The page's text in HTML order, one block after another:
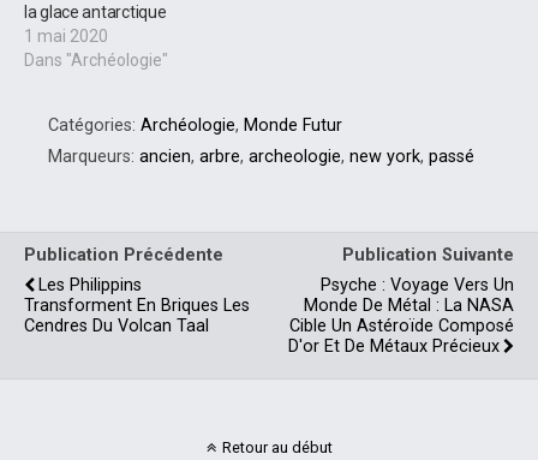
la glace antarctique
1 mai 2020
Dans "Archéologie"
Catégories: Archéologie, Monde Futur
Marqueurs: ancien, arbre, archeologie, new york, passé
Publication Précédente
Les Philippins
Transforment En Briques Les
Cendres Du Volcan Taal
Publication Suivante
Psyche : Voyage Vers Un
Monde De Métal : La NASA
Cible Un Astéroïde Composé
D'or Et De Métaux Précieux
Retour au début